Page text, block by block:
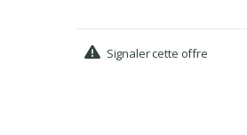
Signaler cette offre